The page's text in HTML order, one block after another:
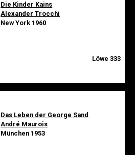
Die Kinder Kains
Alexander Trocchi
New York 1960
Löwe 333
Das Leben der George Sand
André Maurois
München 1953